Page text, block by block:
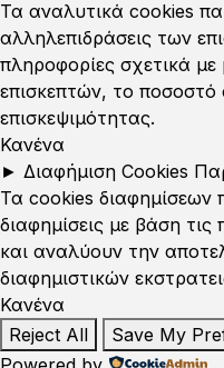
Τα αναλυτικά cookies
αλληλεπιδράσεις των
πληροφορίες σχετικά
επισκεπτών, το ποσοστό
επισκεψιμότητας.
Κανένα
► Διαφήμιση Cookies
Τα cookies διαφημίσεων
διαφημίσεις με βάση
και αναλύουν την
διαφημιστικών
Κανένα
Reject All
Save My